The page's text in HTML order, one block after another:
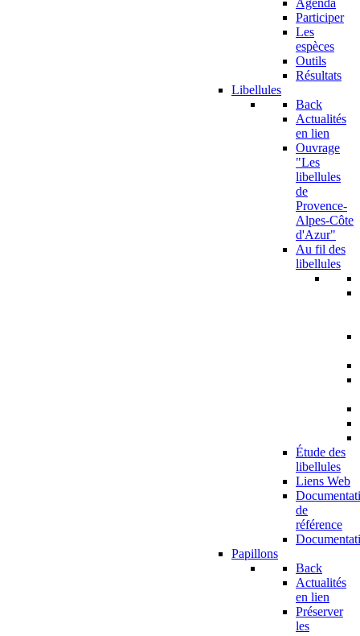
Agenda
Participer
Les
espèces
Outils
Résultats
Libellules
Back
Actualités
en lien
Ouvrage
"Les
libellules
de
Provence-
Alpes-Côte
d'Azur"
Au fil des
libellules
Étude des
libellules
Liens Web
de
référence
Papillons
Back
Actualités
en lien
Préserver
les